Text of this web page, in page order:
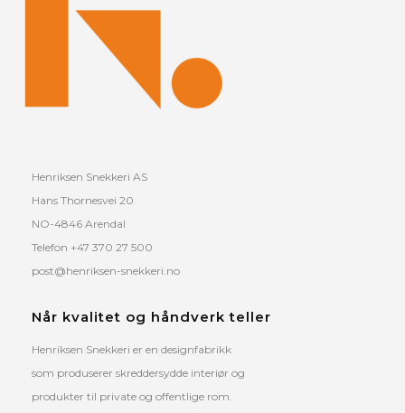
Henriksen Snekkeri AS
Hans Thornesvei 20
NO-4846 Arendal
Telefon +47 370 27 500
post@henriksen-snekkeri.no
Når kvalitet og håndverk teller
Henriksen Snekkeri er en designfabrikk
som produserer skreddersydde interiør og
produkter til private og offentlige rom.